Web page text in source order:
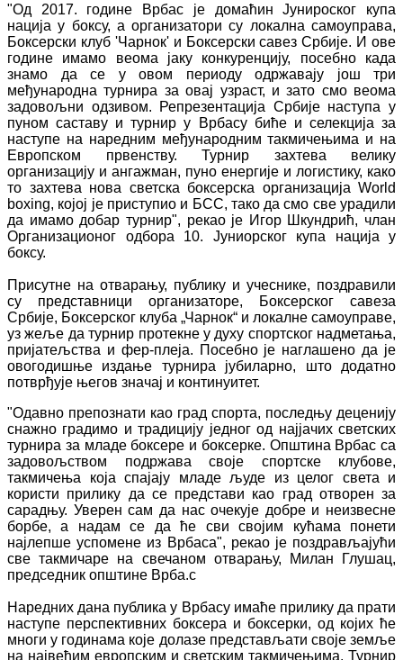
"Од 2017. године Врбас је домаћин Јунироског купа
нација у боксу, а организатори су локална самоуправа,
Боксерски клуб 'Чарнок' и Боксерски савез Србије. И ове
године имамо веома јаку конкуренцију, посебно када
знамо да се у овом периоду одржавају још три
међународна турнира за овај узраст, и зато смо веома
задовољни одзивом. Репрезентација Србије наступа у
пуном саставу и турнир у Врбасу биће и селекција за
наступе на наредним међународним такмичењима и на
Европском првенству. Турнир захтева велику
организацију и ангажман, пуно енергије и логистику, како
то захтева нова светска боксерска организација World
boxing, којој је приступио и БСС, тако да смо све урадили
да имамо добар турнир", рекао је Игор Шкундрић, члан
Организационог одбора 10. Јуниорског купа нација у
боксу.
Присутне на отварању, публику и учеснике, поздравили
су представници организаторе, Боксерског савеза
Србије, Боксерског клуба „Чарнок“ и локалне самоуправе,
уз жеље да турнир протекне у духу спортског надметања,
пријатељства и фер-плеја. Посебно је наглашено да је
овогодишње издање турнира јубиларно, што додатно
потврђује његов значај и континуитет.
"Одавно препознати као град спорта, последњу деценију
снажно градимо и традицију једног од најјачих светских
турнира за младе боксере и боксерке. Општина Врбас са
задовољством подржава своје спортске клубове,
такмичења која спајају младе људе из целог света и
користи прилику да се представи као град отворен за
сарадњу. Уверен сам да нас очекује добре и неизвесне
борбе, а надам се да ће сви својим кућама понети
најлепше успомене из Врбаса", рекао је поздрављајући
све такмичаре на свечаном отварању, Милан Глушац,
председник општине Врба.с
Наредних дана публика у Врбасу имаће прилику да прати
наступе перспективних боксера и боксерки, од којих ће
многи у годинама које долазе представљати своје земље
на највећим европским и светским такмичењима. Турнир